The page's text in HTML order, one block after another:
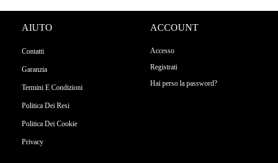
AIUTO
Contatti
Garanzia
Termini E Condizioni
Politica Dei Resi
Politica Dei Cookie
Privacy
ACCOUNT
Accesso
Registrati
Hai perso la password?